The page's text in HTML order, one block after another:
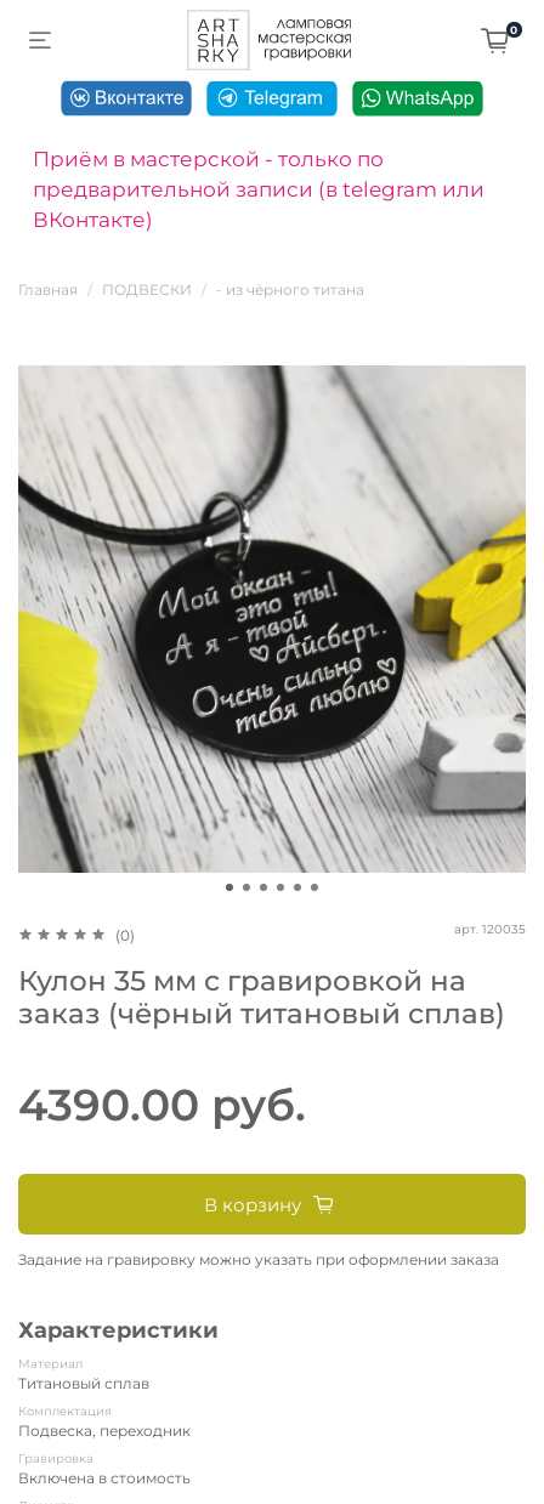
0
Приём в мастерской - только по
предварительной записи (в telegram или
ВКонтакте)
Главная ПОДВЕСКИ - из чёрного титана
(0) арт. 120035
Кулон 35 мм с гравировкой на
заказ (чёрный титановый сплав)
Задание на гравировку можно указать при оформлении заказа
4390.00 руб.
В корзину
Характеристики
Материал
Титановый сплав
Комплектация
Подвеска, переходник
Гравировка
Включена в стоимость